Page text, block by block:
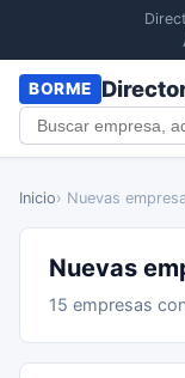
BORME
Inicio› Nuevas
Nuevas
15 empresas